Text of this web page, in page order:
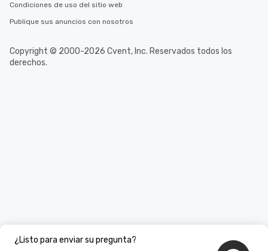
¿Listo para enviar su pregunta?
Condiciones de uso del sitio web
Publique sus anuncios con nosotros
Copyright © 2000-2026 Cvent, Inc. Reservados todos los
derechos.